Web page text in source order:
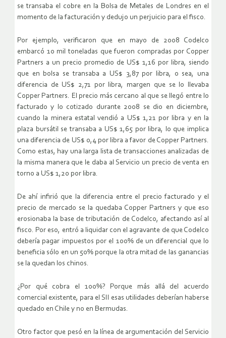
se transaba el cobre en la Bolsa de Metales de Londres en el
momento de la facturación y dedujo un perjuicio para el fisco.
Por ejemplo, verificaron que en mayo de 2008 Codelco
embarcó 10 mil toneladas que fueron compradas por Copper
Partners a un precio promedio de US$ 1,16 por libra, siendo
que en bolsa se transaba a US$ 3,87 por libra, o sea, una
diferencia de US$ 2,71 por libra, margen que se lo llevaba
Copper Partners. El precio más cercano al que se llegó entre lo
facturado y lo cotizado durante 2008 se dio en diciembre,
cuando la minera estatal vendió a US$ 1,21 por libra y en la
plaza bursátil se transaba a US$ 1,65 por libra, lo que implica
una diferencia de US$ 0,4 por libra a favor de Copper Partners.
Como estas, hay una larga lista de transacciones analizadas de
la misma manera que le daba al Servicio un precio de venta en
torno a US$ 1,20 por libra.
De ahí infirió que la diferencia entre el precio facturado y el
precio de mercado se la quedaba Copper Partners y que eso
erosionaba la base de tributación de Codelco, afectando así al
fisco. Por eso, entró a liquidar con el agravante de que Codelco
debería pagar impuestos por el 100% de un diferencial que lo
beneficia sólo en un 50% porque la otra mitad de las ganancias
se la quedan los chinos.
¿Por qué cobra el 100%? Porque más allá del acuerdo
comercial existente, para el SII esas utilidades deberían haberse
quedado en Chile y no en Bermudas.
Otro factor que pesó en la línea de argumentación del Servicio